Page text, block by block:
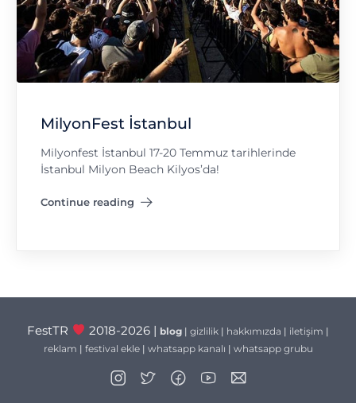
MilyonFest İstanbul
Milyonfest İstanbul 17-20 Temmuz tarihlerinde
İstanbul Milyon Beach Kilyos’da!
Continue reading
"MilyonFest İstanbul"
FestTR 2018-2026 | blog| gizlilik| hakkımızda | iletişim |
reklam | festival ekle| whatsapp kanalı | whatsapp grubu